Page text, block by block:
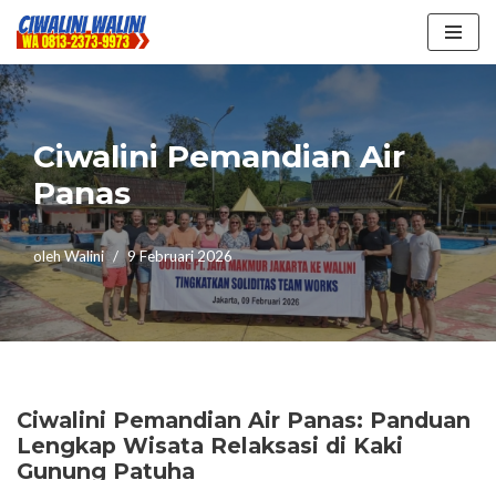
Lompat
ke
konten
Ciwalini Pemandian Air
Panas
olehWalini 9 Februari 2026
Ciwalini Pemandian Air Panas: Panduan
Lengkap Wisata Relaksasi di Kaki
Gunung Patuha